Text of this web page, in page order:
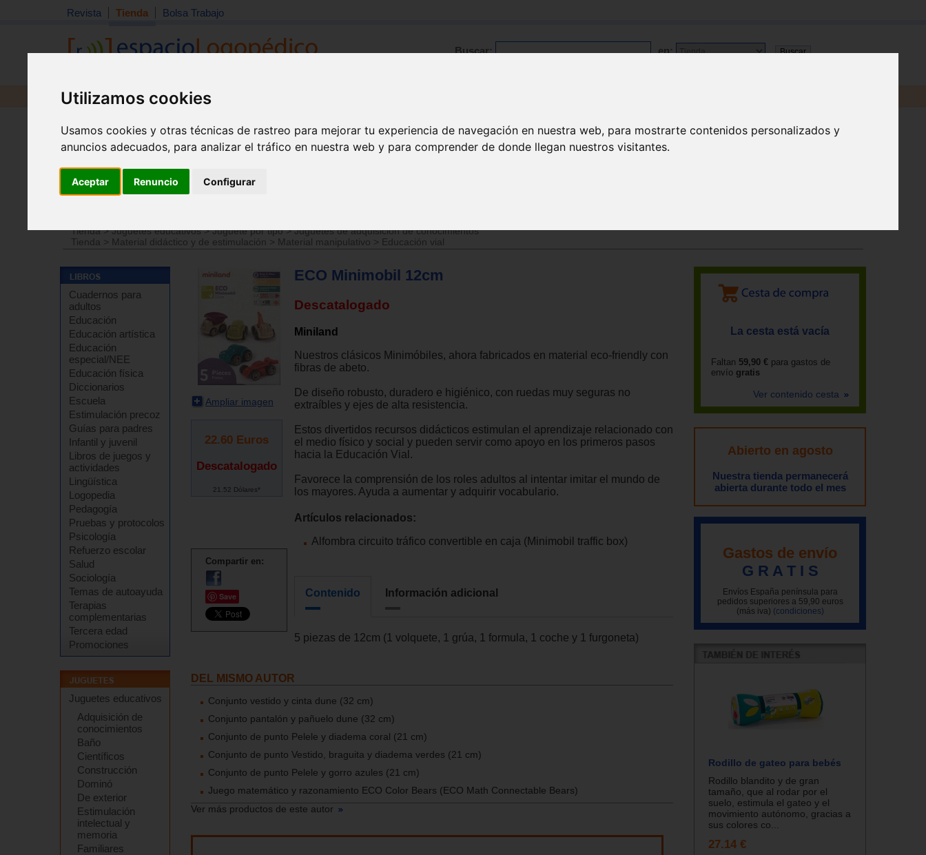
Utilizamos cookies
Usamos cookies y otras técnicas de rastreo para mejorar tu experiencia de navegación en nuestra web, para mostrarte contenidos personalizados y
anuncios adecuados, para analizar el tráfico en nuestra web y para comprender de donde llegan nuestros visitantes.
Aceptar Renuncio Configurar
Revista Tienda Bolsa Trabajo
Buscar: en:
Revista Libros Material
Tienda>Juguetes educativos>Juguete por tipo>Juguetes de adquisición de conocimientos
Tienda
> Material didáctico y de estimulación > Material manipulativo > Educación vial
Cuadernos para
adultos
Educación
Educación artística
Educación
especial/NEE
Educación física
Diccionarios
Escuela
Estimulación precoz
Guías para padres
Infantil y juvenil
Libros de juegos y
actividades
Lingüística
Logopedia
Pedagogía
Pruebas y protocolos
Psicología
Refuerzo escolar
Salud
Sociología
Temas de autoayuda
Terapias
complementarias
Tercera edad
Promociones
Juguetes educativos
Adquisición de
conocimientos
Baño
Científicos
Construcción
Dominó
De exterior
Estimulación
intelectual y
memoria
Familiares
Ampliar imagen
22.60 Euros
Descatalogado
21.52 Dólares*
Compartir en:
Save
ECO Minimobil 12cm
Descatalogado
Miniland
Nuestros clásicos Minimóbiles, ahora fabricados en material eco-friendly con
fibras de abeto.
De diseño robusto, duradero e higiénico, con ruedas muy seguras no
extraíbles y ejes de alta resistencia.
Estos divertidos recursos didácticos estimulan el aprendizaje relacionado con
el medio físico y social y pueden servir como apoyo en los primeros pasos
hacia la Educación Vial.
Favorece la comprensión de los roles adultos al intentar imitar el mundo de
los mayores. Ayuda a aumentar y adquirir vocabulario.
Artículos relacionados:
Alfombra circuito tráfico convertible en caja (Minimobil traffic box)
Contenido Información adicional
5 piezas de 12cm (1 volquete, 1 grúa, 1 formula, 1 coche y 1 furgoneta)
DEL MISMO AUTOR
Conjunto vestido y cinta dune (32 cm)
Conjunto pantalón y pañuelo dune (32 cm)
Conjunto de punto Pelele y diadema coral (21 cm)
Conjunto de punto Vestido, braguita y diadema verdes (21 cm)
Conjunto de punto Pelele y gorro azules (21 cm)
Juego matemático y razonamiento ECO Color Bears (ECO Math Connectable Bears)
Ver más productos de este autor
La cesta está vacía
Faltan 59,90 € para gastos de
envío gratis
Ver contenido cesta
Abierto en agosto
Nuestra tienda permanecerá
abierta durante todo el mes
Gastos de envío
G R A T I S
Envíos España península para
pedidos superiores a 59,90 euros
(más iva) (condiciones)
Rodillo de gateo para bebés
Rodillo blandito y de gran
tamaño, que al rodar por el
suelo, estimula el gateo y el
movimiento autónomo, gracias a
sus colores co...
27.14 €